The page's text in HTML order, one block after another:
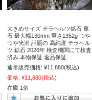
大きめサイズ テラヘルツ鉱石 原
石 最大幅130mm 重さ1352g つや
つや光沢 話題の 高純度 テラヘル
ツ 鉱石 2026年 検査機関にて検査
済み 本物保証 返品保証
通常販売価格: ¥11,880(税込)
価格: ¥11,880(税込)
在庫 1個